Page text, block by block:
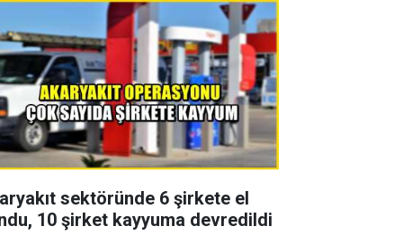
sektöründe 6 şirkete el
10 şirket kayyuma devredildi